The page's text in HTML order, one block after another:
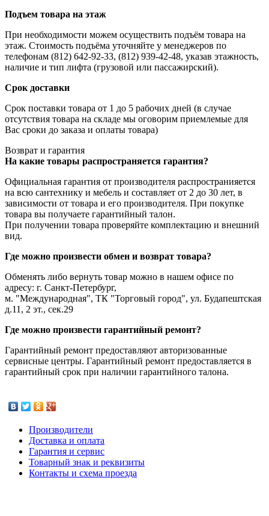
Подъем товара на этаж
При необходимости можем осуществить подъём товара на
этаж. Стоимость подъёма уточняйте у менеджеров по
телефонам (812) 642-92-33, (812) 939-42-48, указав этажность,
наличие и тип лифта (грузовой или пассажирский).
Срок доставки
Срок поставки товара от 1 до 5 рабочих дней (в случае
отсутствия товара на складе мы оговорим приемлемые для
Вас сроки до заказа и оплаты товара)
Возврат и гарантия
На какие товары распространяется гарантия?
Официальная гарантия от производителя распространияется
на всю сантехнику и мебель и составляет от 2 до 30 лет, в
зависимости от товара и его производителя. При покупке
товара вы получаете гарантийный талон.
При получении товара проверяйте комплектацию и внешний
вид.
Где можно произвести обмен и возврат товара?
Обменять либо вернуть товар можно в нашем офисе по
адресу: г. Санкт-Петербург,
м. "Международная", ТК "Торговый город", ул. Будапештская
д.11, 2 эт., сек.29
Где можно произвести гарантийный ремонт?
Гарантийный ремонт предоставляют авторизованные
сервисные центры. Гарантийный ремонт предоставляется в
гарантийный срок при наличии гарантийного талона.
Производители
Доставка и оплата
Гарантия и сервис
Товарный знак и реквизиты
Контакты и схема проезда